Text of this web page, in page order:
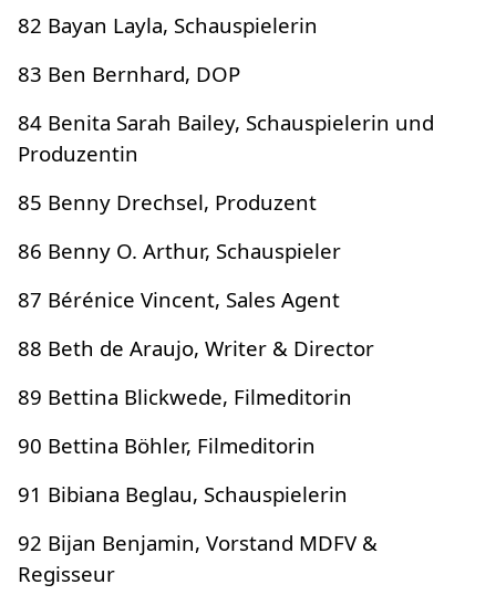
82 Bayan Layla, Schauspielerin
83 Ben Bernhard, DOP
84 Benita Sarah Bailey, Schauspielerin und
Produzentin
85 Benny Drechsel, Produzent
86 Benny O. Arthur, Schauspieler
87 Bérénice Vincent, Sales Agent
88 Beth de Araujo, Writer & Director
89 Bettina Blickwede, Filmeditorin
90 Bettina Böhler, Filmeditorin
91 Bibiana Beglau, Schauspielerin
92 Bijan Benjamin, Vorstand MDFV &
Regisseur